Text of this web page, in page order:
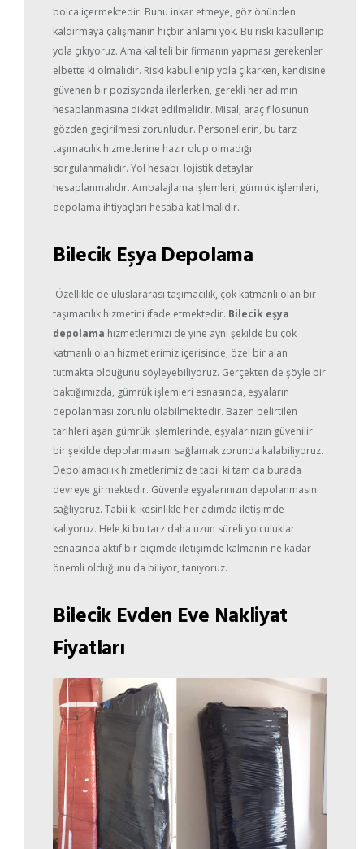
bolca içermektedir. Bunu inkar etmeye, göz önünden
kaldırmaya çalışmanın hiçbir anlamı yok. Bu riski kabullenip
yola çıkıyoruz. Ama kaliteli bir firmanın yapması gerekenler
elbette ki olmalıdır. Riski kabullenip yola çıkarken, kendisine
güvenen bir pozisyonda ilerlerken, gerekli her adımın
hesaplanmasına dikkat edilmelidir. Misal, araç filosunun
gözden geçirilmesi zorunludur. Personellerin, bu tarz
taşımacılık hizmetlerine hazır olup olmadığı
sorgulanmalıdır. Yol hesabı, lojistik detaylar
hesaplanmalıdır. Ambalajlama işlemleri, gümrük işlemleri,
depolama ihtiyaçları hesaba katılmalıdır.
Bilecik Eşya Depolama
Özellikle de uluslararası taşımacılık, çok katmanlı olan bir
taşımacılık hizmetini ifade etmektedir. Bilecik eşya
depolama hizmetlerimizi de yine aynı şekilde bu çok
katmanlı olan hizmetlerimiz içerisinde, özel bir alan
tutmakta olduğunu söyleyebiliyoruz. Gerçekten de şöyle bir
baktığımızda, gümrük işlemleri esnasında, eşyaların
depolanması zorunlu olabilmektedir. Bazen belirtilen
tarihleri aşan gümrük işlemlerinde, eşyalarınızın güvenilir
bir şekilde depolanmasını sağlamak zorunda kalabiliyoruz.
Depolamacılık hizmetlerimiz de tabii ki tam da burada
devreye girmektedir. Güvenle eşyalarınızın depolanmasını
sağlıyoruz. Tabii ki kesinlikle her adımda iletişimde
kalıyoruz. Hele ki bu tarz daha uzun süreli yolculuklar
esnasında aktif bir biçimde iletişimde kalmanın ne kadar
önemli olduğunu da biliyor, tanıyoruz.
Bilecik Evden Eve Nakliyat
Fiyatları